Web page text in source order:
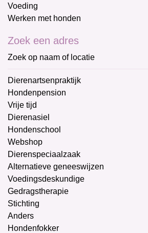
Voeding
Werken met honden
Zoek een adres
Zoek op naam of locatie
Dierenartsenpraktijk
Hondenpension
Vrije tijd
Dierenasiel
Hondenschool
Webshop
Dierenspeciaalzaak
Alternatieve geneeswijzen
Voedingsdeskundige
Gedragstherapie
Stichting
Anders
Hondenfokker